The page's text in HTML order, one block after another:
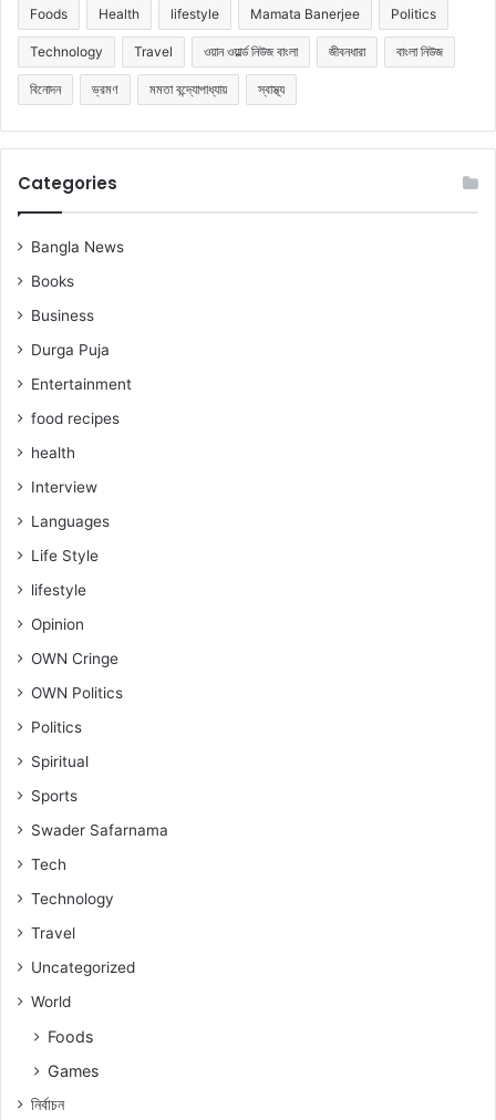
Foods Health lifestyle Mamata Banerjee Politics
Technology Travel ওয়ান ওয়ার্ল্ড নিউজ বাংলা জীবনধারা বাংলা নিউজ
বিনোদন ভ্রমণ মমতা বন্দ্যোপাধ্যায় স্বাস্থ্য
Categories
Bangla News
Books
Business
Durga Puja
Entertainment
food recipes
health
Interview
Languages
Life Style
lifestyle
Opinion
OWN Cringe
OWN Politics
Politics
Spiritual
Sports
Swader Safarnama
Tech
Technology
Travel
Uncategorized
World
Foods
Games
নিৰ্বাচন